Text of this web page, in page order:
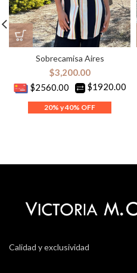
Sobrecamisa Aires
$3,200.00
$2560.00
$1920.00
Calidad y exclusividad